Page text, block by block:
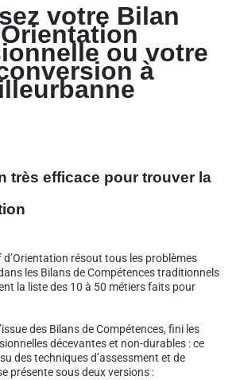
votre Bilan
ou votre
à
très efficace pour trouver la
résout tous les problèmes
les Bilans de Compétences traditionnels
la liste des 10 à 50 métiers faits pour
des Bilans de Compétences, fini les
décevantes et non-durables : ce
des techniques d’assessment et de
présente sous deux versions :